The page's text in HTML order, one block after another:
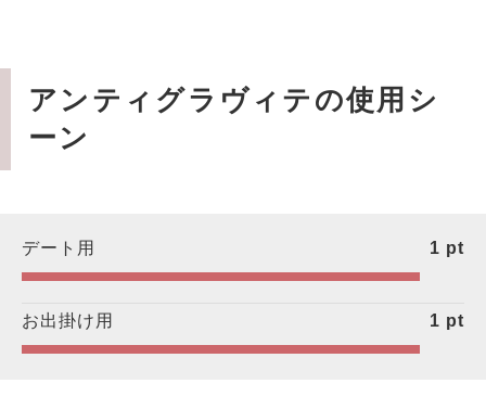
アンティグラヴィテの使用シ
ーン
デート用 1 pt
お出掛け用 1 pt